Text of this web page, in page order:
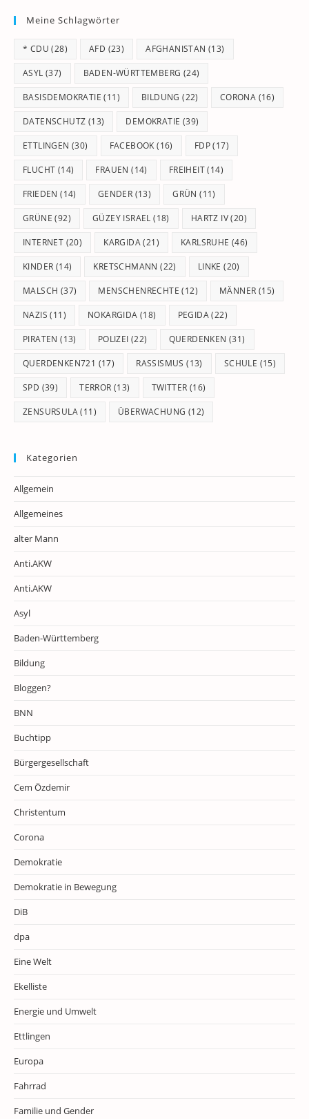
Meine Schlagwörter
* CDU (28) AFD (23) AFGHANISTAN (13)
ASYL (37) BADEN-WÜRTTEMBERG (24)
BASISDEMOKRATIE (11) BILDUNG (22) CORONA (16)
DATENSCHUTZ (13) DEMOKRATIE (39)
ETTLINGEN (30) FACEBOOK (16) FDP(17)
FLUCHT (14) FRAUEN (14) FREIHEIT(14)
FRIEDEN (14) GENDER (13) GRÜN (11)
GRÜNE (92) GÜZEY ISRAEL (18) HARTZ IV(20)
INTERNET (20) KARGIDA(21) KARLSRUHE (46)
KINDER (14) KRETSCHMANN (22) LINKE (20)
MALSCH (37) MENSCHENRECHTE (12) MÄNNER (15)
NAZIS (11) NOKARGIDA (18) PEGIDA(22)
PIRATEN (13) POLIZEI (22) QUERDENKEN (31)
QUERDENKEN721 (17) RASSISMUS (13) SCHULE (15)
SPD (39) TERROR (13) TWITTER (16)
ZENSURSULA(11) ÜBERWACHUNG (12)
Kategorien
Allgemein
Allgemeines
alter Mann
Anti.AKW
Anti.AKW
Asyl
Baden-Württemberg
Bildung
Bloggen?
BNN
Buchtipp
Bürgergesellschaft
Cem Özdemir
Christentum
Corona
Demokratie
Demokratie in Bewegung
DiB
dpa
Eine Welt
Ekelliste
Energie und Umwelt
Ettlingen
Europa
Fahrrad
Familie und Gender